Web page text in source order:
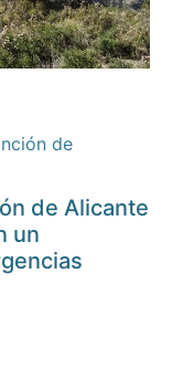
de
de Alicante
un